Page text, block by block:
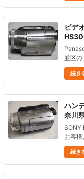
し......
ビデ
並区
てデー
切っ
影......
続き
ハン
奈川
SONY
お客
を全削
詳し
で、ぜ
続き